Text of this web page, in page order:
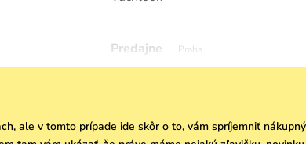
Predajne Praha
ale v tomto prípade ide skôr o to, vám spríjemniť nákupný